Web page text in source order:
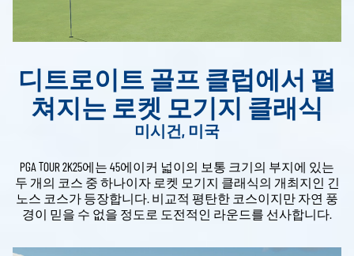
디트로이트 골프 클럽에서 펼
쳐지는 로켓 모기지 클래식
미시건, 미국
PGA TOUR 2K25에는 45에이커 넓이의 보통 크기의 부지에 있는
두 개의 코스 중 하나이자 로켓 모기지 클래식의 개최지인 긴
노스 코스가 등장합니다. 비교적 평탄한 코스이지만 자연 풍
경이 믿을 수 없을 정도로 도전적인 라운드를 선사합니다.